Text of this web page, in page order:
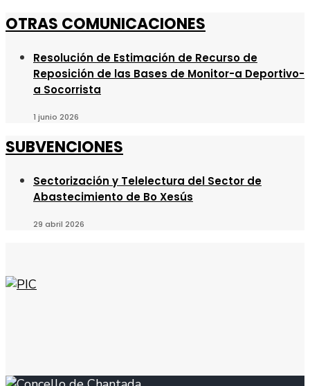
OTRAS COMUNICACIONES
Resolución de Estimación de Recurso de
Reposición de las Bases de Monitor-a Deportivo-
a Socorrista
1 junio 2026
SUBVENCIONES
Sectorización y Telelectura del Sector de
Abastecimiento de Bo Xesús
29 abril 2026